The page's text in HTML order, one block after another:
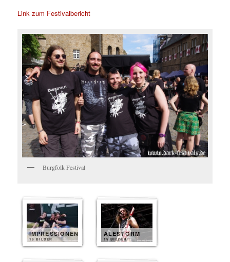
Link zum Festivalbericht
Burgfolk Festival
IMPRESSIONEN
16 BILDER
ALESTORM
15 BILDER